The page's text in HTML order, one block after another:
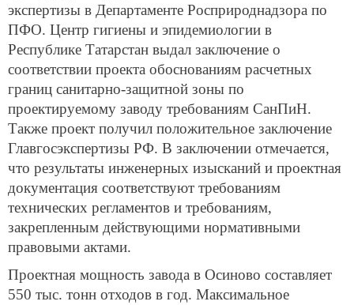
экспертизы в Департаменте Росприроднадзора по
ПФО. Центр гигиены и эпидемиологии в
Республике Татарстан выдал заключение о
соответствии проекта обоснованиям расчетных
границ санитарно-защитной зоны по
проектируемому заводу требованиям СанПиН.
Также проект получил положительное заключение
Главгосэкспертизы РФ. В заключении отмечается,
что результаты инженерных изысканий и проектная
документация соответствуют требованиям
технических регламентов и требованиям,
закрепленным действующими нормативными
правовыми актами.
Проектная мощность завода в Осиново составляет
550 тыс. тонн отходов в год. Максимальное